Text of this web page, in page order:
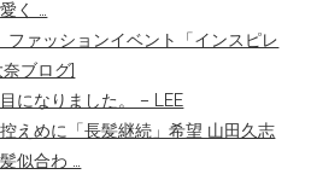
く …
ファッションイベント「インスピレ
ブログ]
になりました。 – LEE
えめに「長髪継続」希望 山田久志
似合わ …